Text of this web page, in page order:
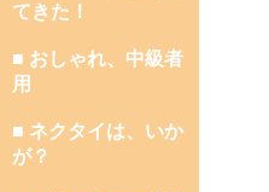
てきた！
■ おしゃれ、中級者
用
■ ネクタイは、いか
が？